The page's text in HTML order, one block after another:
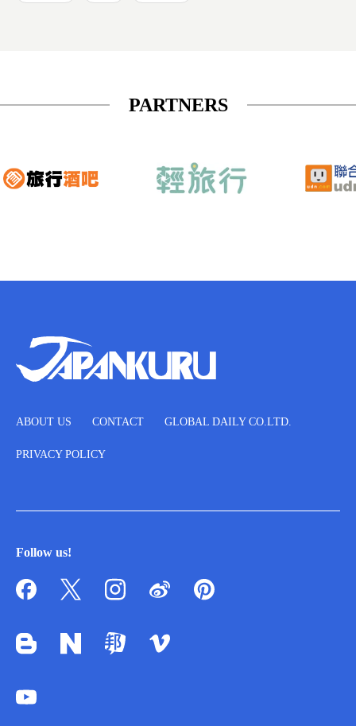
PARTNERS
ABOUT US CONTACT GLOBAL DAILY CO.LTD.
PRIVACY POLICY
Follow us!